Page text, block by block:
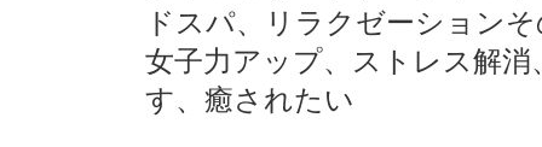
ドスパ、リラクゼーション
女子力アップ、ストレス解消
す、癒されたい